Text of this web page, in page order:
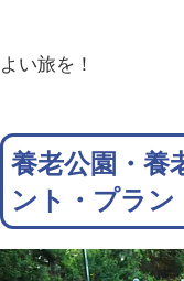
よい旅を！
養老公園・養
ント・プラン